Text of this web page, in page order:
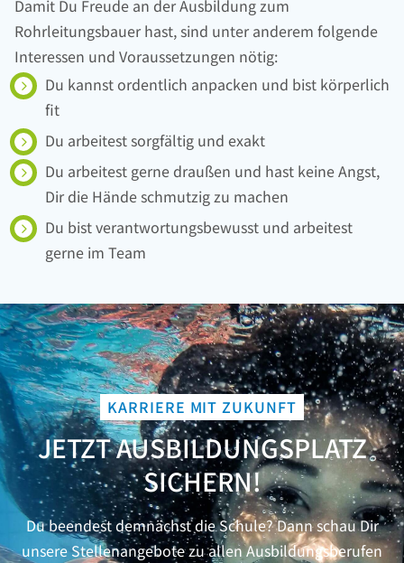
Damit Du Freude an der Ausbildung zum
Rohrleitungsbauer hast, sind unter anderem folgende
Interessen und Voraussetzungen nötig:
Du kannst ordentlich anpacken und bist körperlich
fit
Du arbeitest sorgfältig und exakt
Du arbeitest gerne draußen und hast keine Angst,
Dir die Hände schmutzig zu machen
Du bist verantwortungsbewusst und arbeitest
gerne im Team
KARRIERE MIT ZUKUNFT
JETZT AUSBILDUNGSPLATZ
SICHERN!
Du beendest demnächst die Schule? Dann schau Dir
unsere Stellenangebote zu allen Ausbildungsberufen